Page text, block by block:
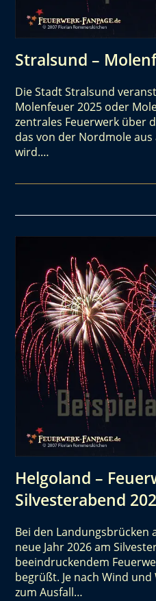
Stralsund –
Die Stadt Stralsund
Molenfeuer 2025 oder
zentrales Feuerwerk über
das von der Nordmole
wird.…
Helgoland –
Silvesterabend
Bei den Landungsbrücken
neue Jahr 2026 am
beeindruckendem
begrüßt. Je nach Wind
zum Ausfall…